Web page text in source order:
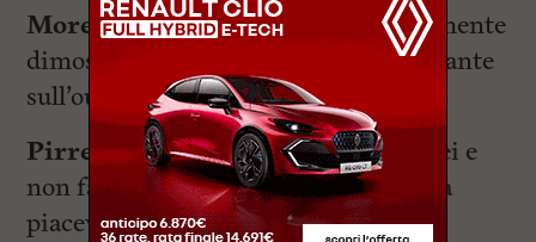
Morelli 6,5:schierato a destra, finalmente
dimostra le sue qualità. Presenza costante
sull’out destro, preciso nelle chiusure.
Pirrello 7:vince tutti i contrasti aerei e
non fa vedere palla a Dell’Agnello. Una
piacevole scoperta.